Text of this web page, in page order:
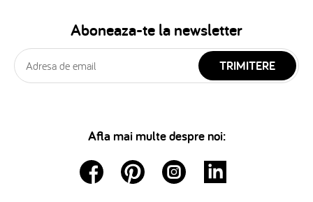
Aboneaza-te la newsletter
TRIMITERE
Afla mai multe despre noi: